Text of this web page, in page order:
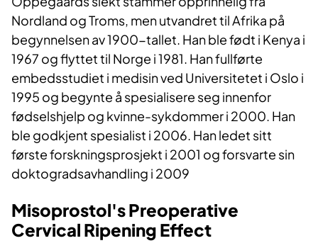
Nordland og Troms, men utvandret til Afrika på
begynnelsen av 1900-tallet. Han ble født i Kenya i
1967 og flyttet til Norge i 1981. Han fullførte
embedsstudiet i medisin ved Universitetet i Oslo i
1995 og begynte å spesialisere seg innenfor
fødselshjelp og kvinne-sykdommer i 2000. Han
ble godkjent spesialist i 2006. Han ledet sitt
første forskningsprosjekt i 2001 og forsvarte sin
doktogradsavhandling i 2009
Misoprostol's Preoperative
Cervical Ripening Effect